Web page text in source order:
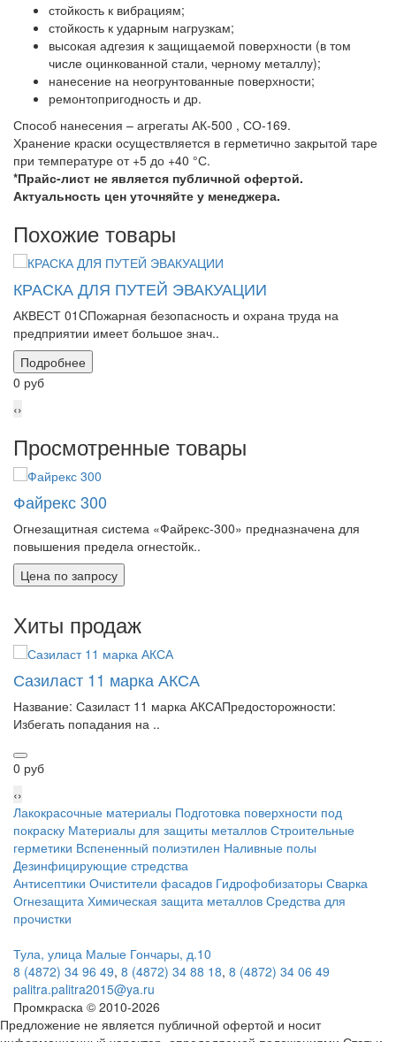
стойкость к вибрациям;
стойкость к ударным нагрузкам;
высокая адгезия к защищаемой поверхности (в том
числе оцинкованной стали, черному металлу);
нанесение на неогрунтованные поверхности;
ремонтопригодность и др.
Способ нанесения – агрегаты АК-500 , СО-169.
Хранение краски осуществляется в герметично закрытой таре
при температуре от +5 до +40 °С.
*Прайс-лист не является публичной офертой.
Актуальность цен уточняйте у менеджера.
Похожие товары
КРАСКА ДЛЯ ПУТЕЙ ЭВАКУАЦИИ
АКВЕСТ 01CПожарная безопасность и охрана труда на
предприятии имеет большое знач..
Подробнее
0 руб
‹›
Просмотренные товары
Файрекс 300
Огнезащитная система «Файрекс-300» предназначена для
повышения предела огнестойк..
Цена по запросу
Хиты продаж
Сазиласт 11 марка АКСА
Название: Сазиласт 11 марка АКСАПредосторожности:
Избегать попадания на ..
0 руб
‹›
Лакокрасочные материалы Подготовка поверхности под
покраску Материалы для защиты металлов Строительные
герметики Вспененный полиэтилен Наливные полы
Дезинфицирующие стредства
Антисептики Очистители фасадов Гидрофобизаторы Сварка
Огнезащита Химическая защита металлов Средства для
прочистки
Тула, улица Малые Гончары, д.10
8 (4872) 34 96 49, 8 (4872) 34 88 18, 8 (4872) 34 06 49
palitra.palitra2015@ya.ru
Промкраска © 2010-2026
Предложение не является публичной офертой и носит